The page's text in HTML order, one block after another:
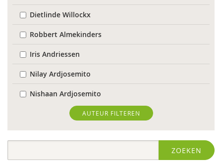
Dietlinde Willockx
Robbert Almekinders
Iris Andriessen
Nilay Ardjosemito
Nishaan Ardjosemito
Siela Ardjosemito-Jethoe
Nicole van Asten
AUTEUR FILTEREN
ZOEKEN